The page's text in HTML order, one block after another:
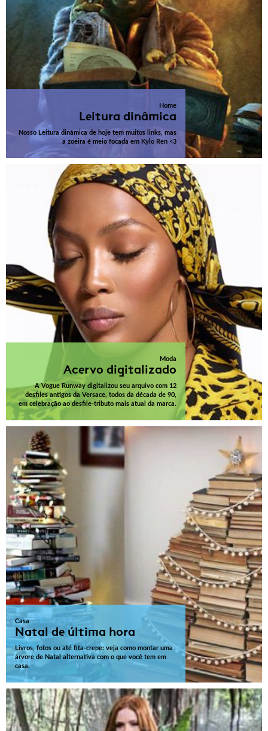
Home
Leitura dinâmica
Nosso Leitura dinâmica de hoje tem muitos links, mas
a zoeira é meio focada em Kylo Ren <3
Moda
Acervo digitalizado
A Vogue Runway digitalizou seu arquivo com 12
desfiles antigos da Versace, todos da década de 90,
em celebração ao desfile-tributo mais atual da marca.
Casa
Natal de última hora
Livros, fotos ou até fita-crepe: veja como montar uma
árvore de Natal alternativa com o que você tem em
casa.